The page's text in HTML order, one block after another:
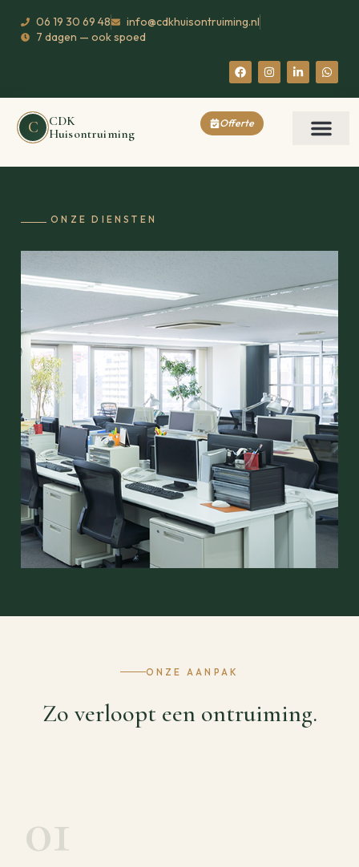
06 19 30 69 48
info@cdkhuisontruiming.nl
7 dagen — ook spoed
C
CDK
Huisontruiming
Offerte
ONZE DIENSTEN
ONZE AANPAK
Zo verloopt een ontruiming.
01